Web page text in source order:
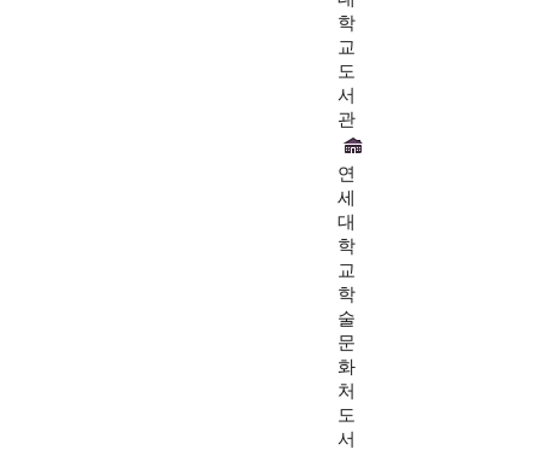
학
교
도
서
관
연
세
대
학
교
학
술
문
화
처
도
서